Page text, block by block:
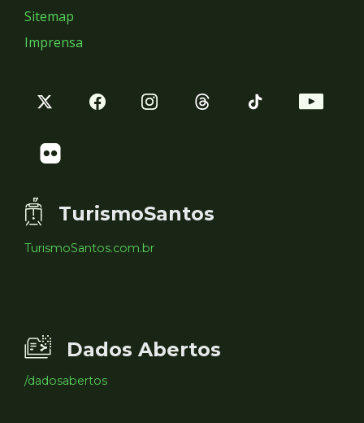
Sitemap
Imprensa
TurismoSantos
TurismoSantos.com.br
Dados Abertos
/dadosabertos